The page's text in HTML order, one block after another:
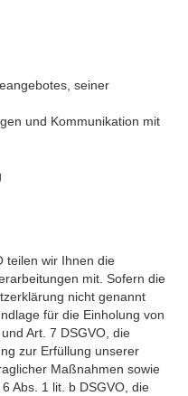
seiner
und Kommunikation mit
teilen wir Ihnen die
mit. Sofern die
nicht genannt
für die Einholung von
Art. 7 DSGVO, die
zur Erfüllung unserer
Maßnahmen sowie
Abs. 1 lit. b DSGVO, die